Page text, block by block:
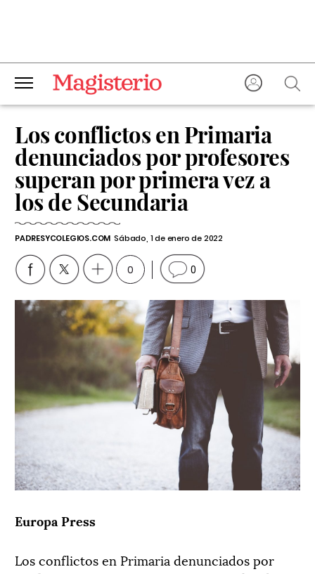
Los conflictos en Primaria
denunciados por profesores
superan por primera vez a
los de Secundaria
PADRESYCOLEGIOS.COM Sábado, 1 de enero de 2022
0 0
Europa Press
Los conflictos en Primaria denunciados por